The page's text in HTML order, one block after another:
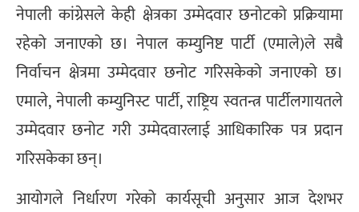
नेपाली कांग्रेसले केही क्षेत्रका उम्मेदवार छनोटको प्रक्रियामा
रहेको जनाएको छ। नेपाल कम्युनिष्ट पार्टी (एमाले)ले सबै
निर्वाचन क्षेत्रमा उम्मेदवार छनोट गरिसकेको जनाएको छ।
एमाले, नेपाली कम्युनिस्ट पार्टी, राष्ट्रिय स्वतन्त्र पार्टीलगायतले
उम्मेदवार छनोट गरी उम्मेदवारलाई आधिकारिक पत्र प्रदान
गरिसकेका छन्।
आयोगले निर्धारण गरेको कार्यसूची अनुसार आज देशभर